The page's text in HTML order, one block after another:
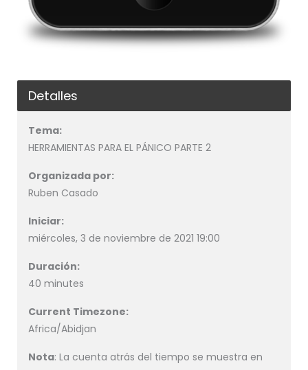
Detalles
Tema:
HERRAMIENTAS PARA EL PÁNICO PARTE 2
Organizada por:
Ruben Casado
Iniciar:
miércoles, 3 de noviembre de 2021 19:00
Duración:
40 minutes
Current Timezone:
Africa/Abidjan
Nota: La cuenta atrás del tiempo se muestra en